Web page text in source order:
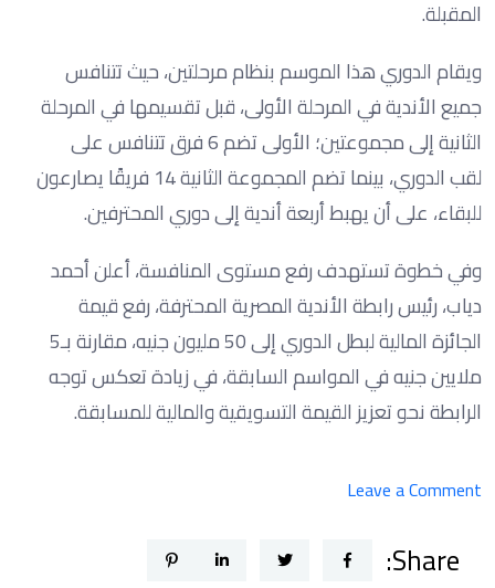
المقبلة.
ويقام الدوري هذا الموسم بنظام مرحلتين، حيث تتنافس
جميع الأندية في المرحلة الأولى، قبل تقسيمها في المرحلة
الثانية إلى مجموعتين؛ الأولى تضم 6 فرق تتنافس على
لقب الدوري، بينما تضم المجموعة الثانية 14 فريقًا يصارعون
للبقاء، على أن يهبط أربعة أندية إلى دوري المحترفين.
وفي خطوة تستهدف رفع مستوى المنافسة، أعلن أحمد
دياب، رئيس رابطة الأندية المصرية المحترفة، رفع قيمة
الجائزة المالية لبطل الدوري إلى 50 مليون جنيه، مقارنة بـ5
ملايين جنيه في المواسم السابقة، في زيادة تعكس توجه
الرابطة نحو تعزيز القيمة التسويقية والمالية للمسابقة.
Leave a Comment
قمم
Share: